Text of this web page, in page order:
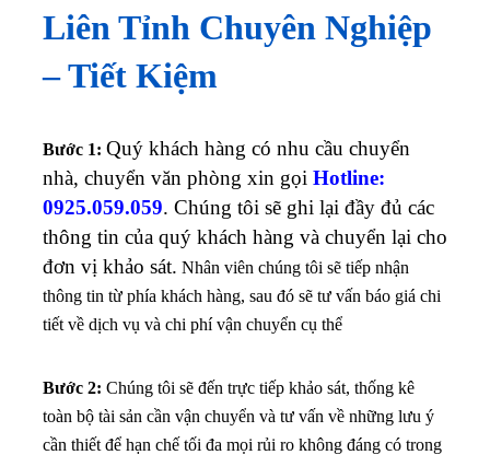
Liên Tỉnh Chuyên Nghiệp
– Tiết Kiệm
Bước 1: Quý khách hàng có nhu cầu chuyển
nhà, chuyển văn phòng xin gọi Hotline:
0925.059.059. Chúng tôi sẽ ghi lại đầy đủ các
thông tin của quý khách hàng và chuyển lại cho
đơn vị khảo sát. Nhân viên chúng tôi sẽ tiếp nhận
thông tin từ phía khách hàng, sau đó sẽ tư vấn báo giá chi
tiết về dịch vụ và chi phí vận chuyển cụ thể
Bước 2: Chúng tôi sẽ đến trực tiếp khảo sát, thống kê
toàn bộ tài sản cần vận chuyển và tư vấn về những lưu ý
cần thiết để hạn chế tối đa mọi rủi ro không đáng có trong